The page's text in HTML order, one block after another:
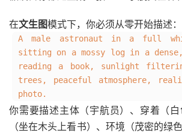
在文生图模式下，你必须从零开始描述：
A male astronaut in a full
sitting on a mossy log in a
reading a book, sunlight
trees, peaceful atmosphere,
photo.
你需要描述主体（宇航员）、穿着（
（坐在木头上看书）、环境（茂密的绿